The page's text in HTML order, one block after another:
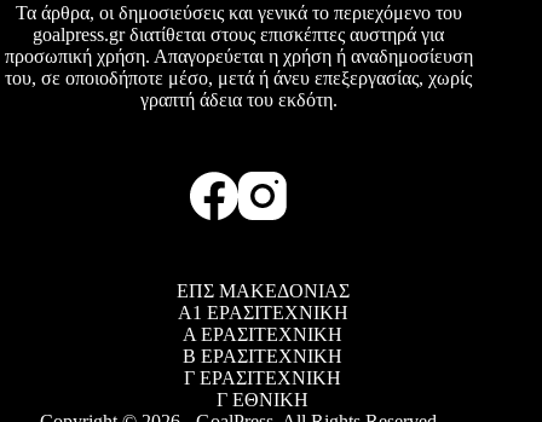
Τα άρθρα, οι δημοσιεύσεις και γενικά το περιεχόμενο του
goalpress.gr διατίθεται στους επισκέπτες αυστηρά για
προσωπική χρήση. Απαγορεύεται η χρήση ή αναδημοσίευση
του, σε οποιοδήποτε μέσο, μετά ή άνευ επεξεργασίας, χωρίς
γραπτή άδεια του εκδότη.
ΕΠΣ ΜΑΚΕΔΟΝΙΑΣ
Α1 ΕΡΑΣΙΤΕΧΝΙΚΗ
Α ΕΡΑΣΙΤΕΧΝΙΚΗ
Β ΕΡΑΣΙΤΕΧΝΙΚΗ
Γ ΕΡΑΣΙΤΕΧΝΙΚΗ
Γ ΕΘΝΙΚΗ